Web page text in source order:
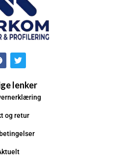
lenker
og retur